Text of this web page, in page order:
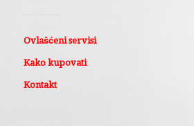
Ovlašćeni servisi
Kako kupovati
Kontakt